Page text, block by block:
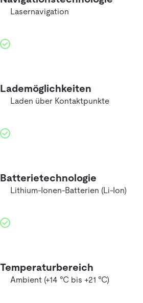
Lasernavigation
Lademöglichkeiten
Laden über Kontaktpunkte
Batterietechnologie
Lithium-Ionen-Batterien (Li-Ion)
Temperaturbereich
Ambient (+14 °C bis +21 °C)